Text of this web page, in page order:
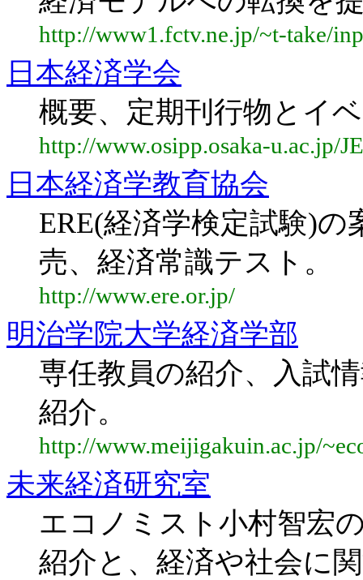
http://www1.fctv.ne.jp/~t-take/
日本経済学会
概要、定期刊行物とイ
http://www.osipp.osaka-u.ac.jp/
日本経済学教育協会
ERE(経済学検定試験)
売、経済常識テスト。
http://www.ere.or.jp/
明治学院大学経済学部
専任教員の紹介、入試
紹介。
http://www.meijigakuin.ac.jp/
未来経済研究室
エコノミスト小村智宏
紹介と、経済や社会に